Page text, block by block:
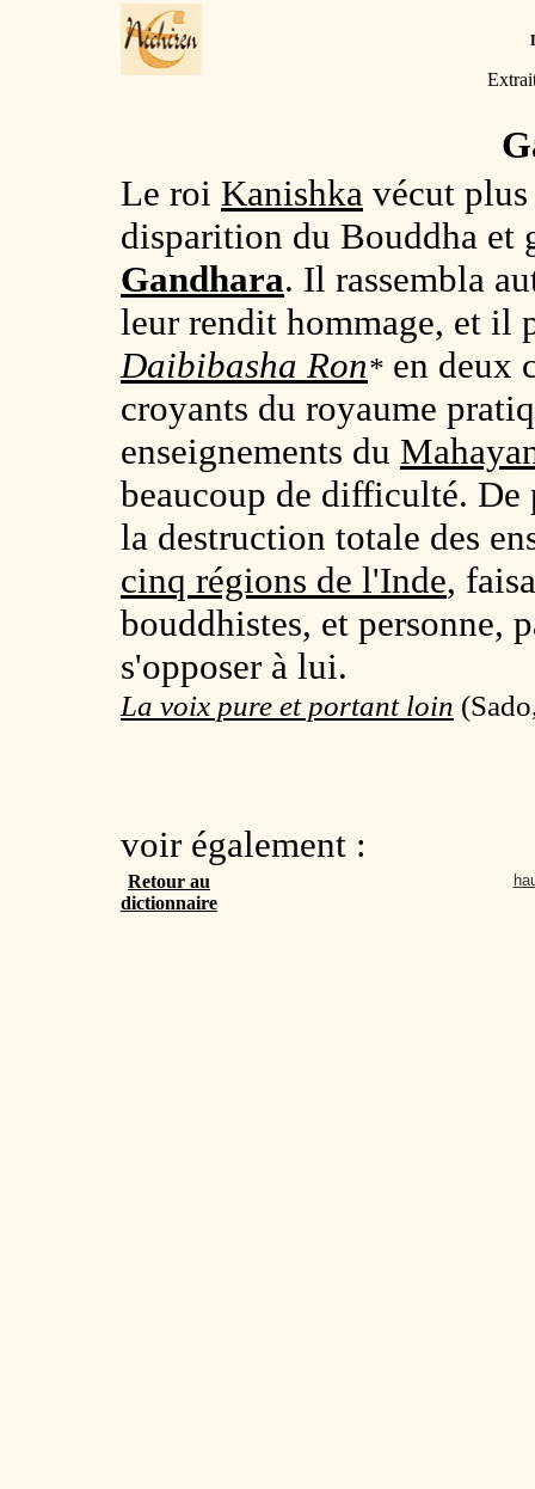
Le roi Kanishka vécut plus
disparition du Bouddha et
Gandhara. Il rassembla
leur rendit hommage, et il
Daibibasha Ron* en deux
croyants du royaume
enseignements du
beaucoup de difficulté.
la destruction totale des
cinq régions de l'Inde,
bouddhistes, et personne,
s'opposer à lui.
La voix pure et portant loin (
voir également :
Retour au
dictionnaire